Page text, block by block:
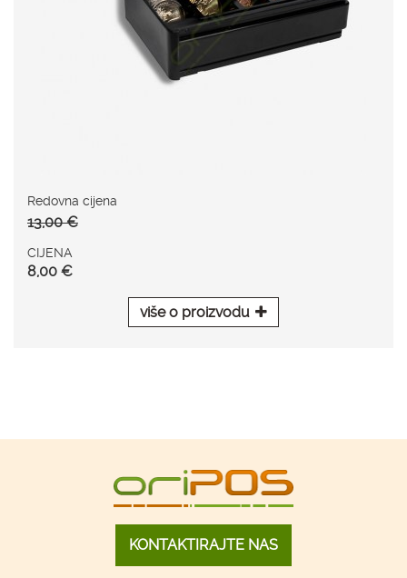
Redovna cijena
13,00 €
CIJENA
8,00 €
više o proizvodu
KONTAKTIRAJTE NAS